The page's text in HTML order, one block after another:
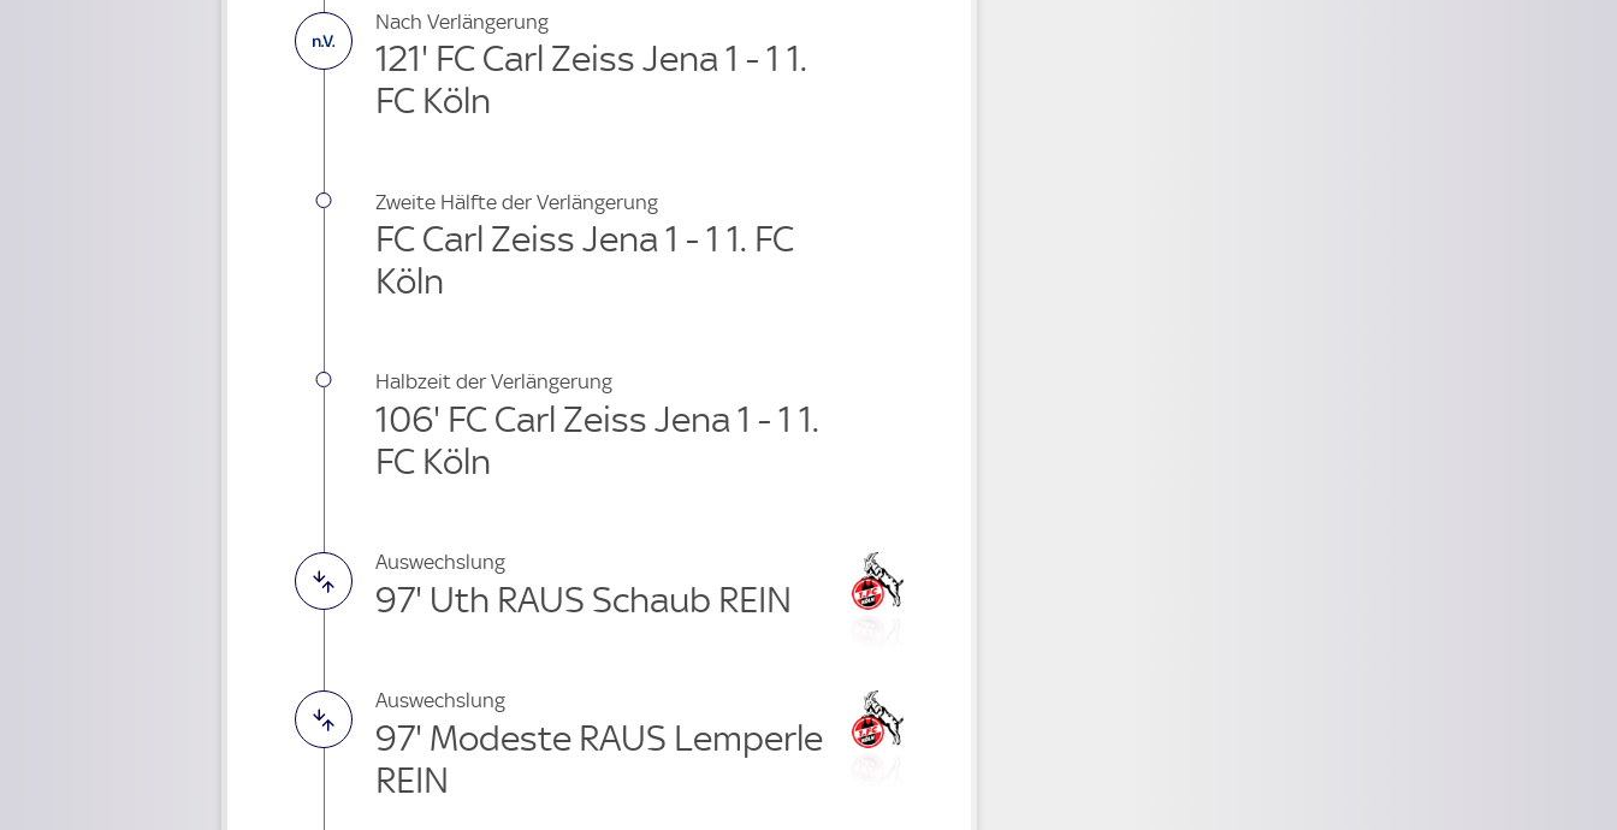
Nach Verlängerung
121' FC Carl Zeiss Jena 1 - 1 1.
FC Köln
Zweite Hälfte der Verlängerung
FC Carl Zeiss Jena 1 - 1 1. FC
Köln
Halbzeit der Verlängerung
106' FC Carl Zeiss Jena 1 - 1 1.
FC Köln
Auswechslung
97' Uth RAUS Schaub REIN
Auswechslung
97' Modeste RAUS Lemperle
REIN